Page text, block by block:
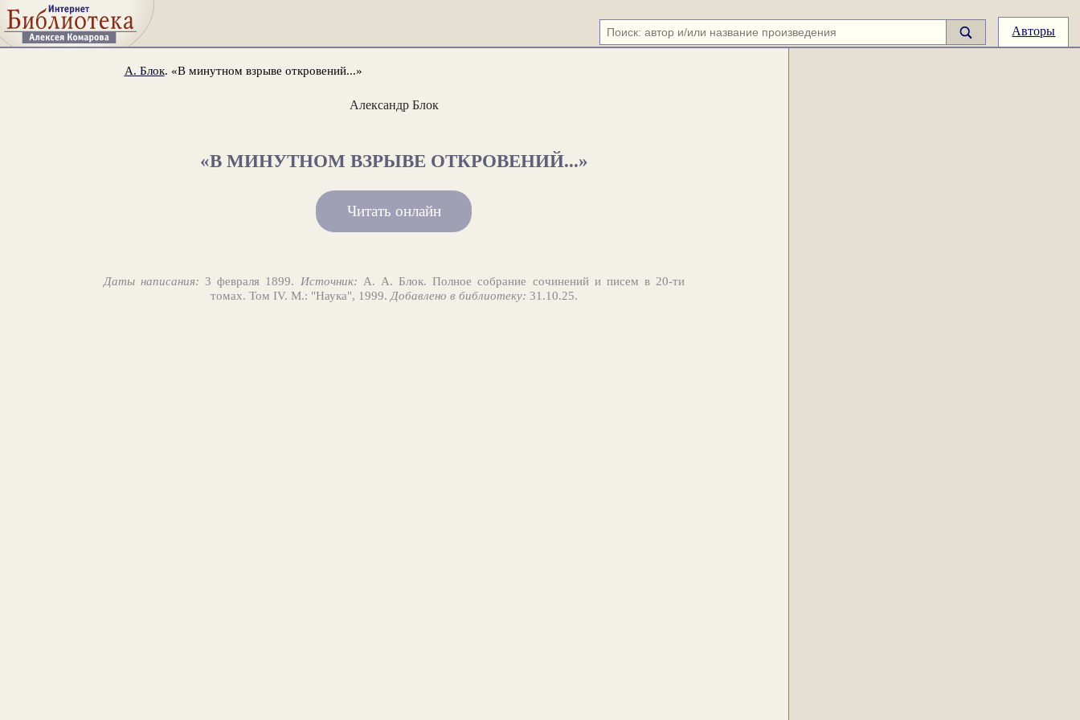
Авторы
А. Блок. «В минутном взрыве откровений...»
Александр Блок
«В МИНУТНОМ ВЗРЫВЕ ОТКРОВЕНИЙ...»
Читать онлайн
Даты написания: 3 февраля 1899. Источник: А. А. Блок. Полное собрание сочинений и писем в 20-ти
томах. Том IV. М.: "Наука", 1999.Добавлено в библиотеку: 31.10.25.